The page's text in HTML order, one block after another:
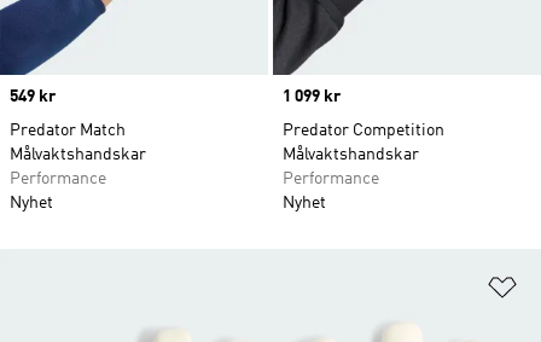
Price
549 kr
Predator Match
Målvaktshandskar
Performance
Nyhet
Price
1 099 kr
Predator Competition
Målvaktshandskar
Performance
Nyhet